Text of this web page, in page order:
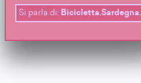
Si parla di: Bicicletta,Sardegna,